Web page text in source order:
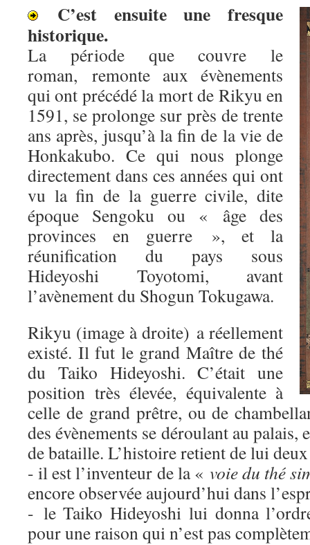
C’est ensuite une fresque
historique.
La période que couvre le
roman, remonte aux évènements
qui ont précédé la mort de Rikyu en
1591, se prolonge sur près de trente
ans après, jusqu’à la fin de la vie de
Honkakubo. Ce qui nous plonge
directement dans ces années qui ont
vu la fin de la guerre civile, dite
époque Sengoku ou « âge des
provinces en guerre », et la
réunification du pays sous
Hideyoshi Toyotomi, avant
l’avènement du Shogun Tokugawa.
Rikyu (image à droite) a réellement
existé. Il fut le grand Maître de thé
du Taiko Hideyoshi. C’était une
position très élevée, équivalente à
celle de grand prêtre, ou de
des évènements se déroulant au palais,
de bataille. L’histoire retient de lui
- il est l’inventeur de la « voie du thé
encore observée aujourd’hui dans
- le Taiko Hideyoshi lui donna
pour une raison qui n’est pas